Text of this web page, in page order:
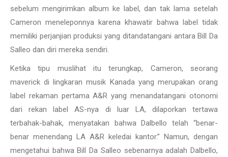
sebelum mengirimkan album ke label, dan tak lama setelah
Cameron meneleponnya karena khawatir bahwa label tidak
memiliki perjanjian produksi yang ditandatangani antara Bill Da
Salleo dan diri mereka sendiri.
Ketika tipu muslihat itu terungkap, Cameron, seorang
maverick di lingkaran musik Kanada yang merupakan orang
label rekaman pertama A&R yang menandatangani otonomi
dari rekan label AS-nya di luar LA, dilaporkan tertawa
terbahak-bahak, menyatakan bahwa Dalbello telah “benar-
benar menendang LA A&R keledai kantor.” Namun, dengan
mengetahui bahwa Bill Da Salleo sebenarnya adalah Dalbello,